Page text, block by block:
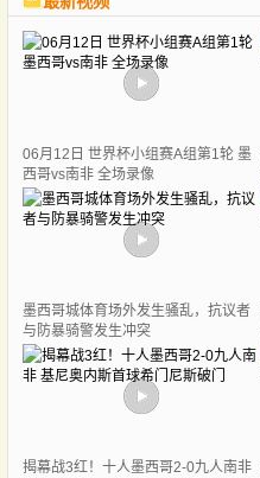
06月12日 世界杯小组赛A组第1轮 墨
西哥vs南非 全场录像
墨西哥城体育场外发生骚乱，抗议者
与防暴骑警发生冲突
揭幕战3红！十人墨西哥2-0九人南非